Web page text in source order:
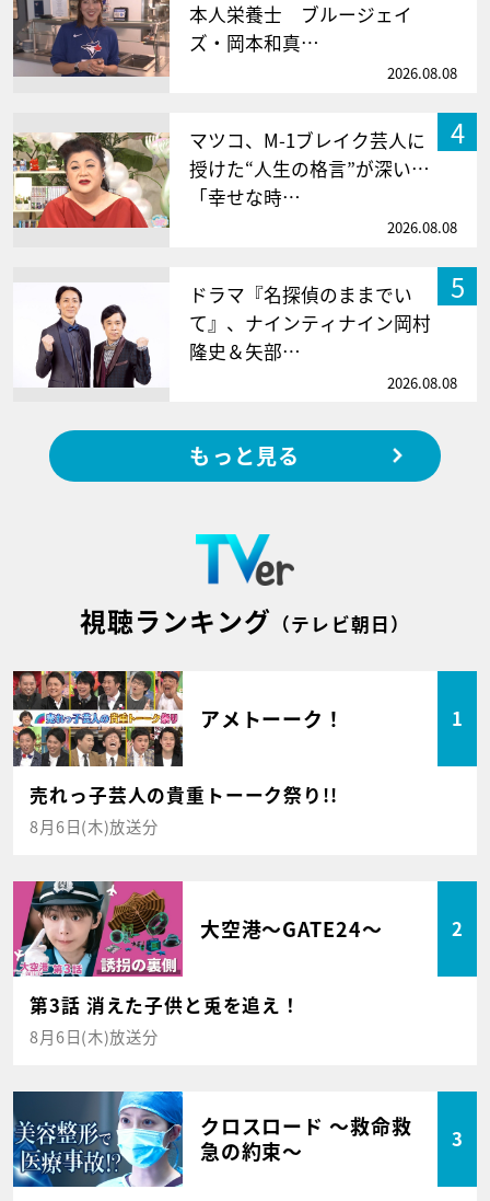
本人栄養士 ブルージェイ
ズ・岡本和真…
2026.08.08
4
マツコ、M-1ブレイク芸人に
授けた“人生の格言”が深い…
「幸せな時…
2026.08.08
5
ドラマ『名探偵のままでい
て』、ナインティナイン岡村
隆史＆矢部…
2026.08.08
もっと見る
視聴ランキング （テレビ朝日）
アメトーーク！ 1
売れっ子芸人の貴重トーーク祭り!!
8月6日(木)放送分
大空港～GATE24～ 2
第3話 消えた子供と兎を追え！
8月6日(木)放送分
クロスロード ～救命救
急の約束～
3